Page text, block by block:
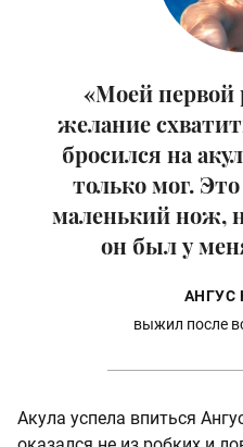
«Моей первой
желание
бросился на
только мог.
маленький нож,
он был у
АНГУС
выжил после
Акула успела впиться